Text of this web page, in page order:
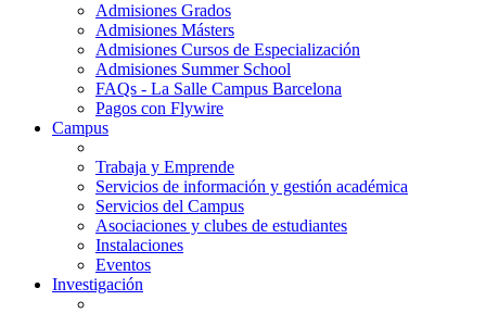
Admisiones Grados
Admisiones Másters
Admisiones Cursos de Especialización
Admisiones Summer School
FAQs - La Salle Campus Barcelona
Pagos con Flywire
Campus
Trabaja y Emprende
Servicios de información y gestión académica
Servicios del Campus
Asociaciones y clubes de estudiantes
Instalaciones
Eventos
Investigación